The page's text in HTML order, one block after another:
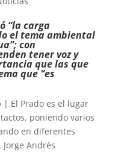
“la carga
el tema ambiental
con
tener voz y
que las que
que “es
| El Prado es el lugar
poniendo varios
en diferentes
Andrés